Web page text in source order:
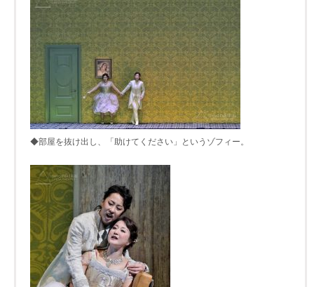
◆部屋を抜け出し、「助けてください」というゾフィー。